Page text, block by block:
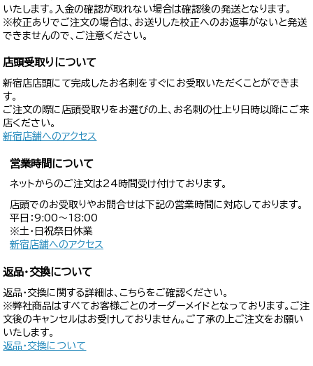
いたします。入金の確認が取れない場合は確認後の発送となります。
※校正ありでご注文の場合は、お送りした校正へのお返事がないと発送
できませんので、ご注意ください。
店頭受取りについて
新宿店店頭にて完成したお名刺をすぐにお受取いただくことができま
す。
ご注文の際に店頭受取りをお選びの上、お名刺の仕上り日時以降にご来
店ください。
新宿店舗へのアクセス
営業時間について
ネットからのご注文は24時間受け付けております。
店頭でのお受取りやお問合せは下記の営業時間に対応しております。
平日：9:00〜18:00
※土・日祝祭日休業
新宿店舗へのアクセス
返品・交換について
返品・交換に関する詳細は、こちらをご確認ください。
※弊社商品はすべてお客様ごとのオーダーメイドとなっております。ご注
文後のキャンセルはお受けしておりません。ご了承の上ご注文をお願い
いたします。
返品・交換について